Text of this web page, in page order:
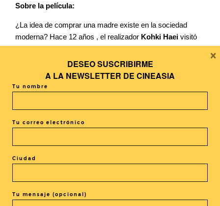
Sobre la película:
¿La idea de comprar una madre existe en la sociedad
moderna? Hace 12 años , el realizador Kohki Haei visitó
Manila. Estuvo en algo parecido a un basurero y ahí se
encontró con niños que vivían y trabajaban entre la
mugre. Unos pequeños que le abrieron los ojos. Después,
cada Navidad, continuó visitándoles para llevarles regalos
como si fuera un juego. El resultado es la películaBlanka
que ahonda en una difícil y comprometida temática desde
DESEO SUSCRIBIRME
A LA NEWSLETTER DE CINEASIA
Tu nombre
Tu correo electrónico
Ciudad
Tu mensaje (opcional)
×